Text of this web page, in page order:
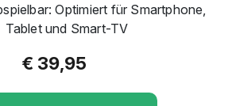
Optimiert für Smartphone,
Tablet und Smart-TV
€ 39,95